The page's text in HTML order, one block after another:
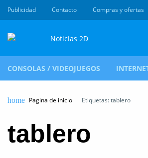
Publicidad Contacto Compras y ofertas
CONSOLAS / VIDEOJUEGOS
Pagina de inicio Etiquetas: tablero
tablero